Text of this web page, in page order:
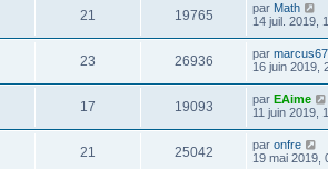
21 19765 par Math
14 juil. 2019,
23 26936 par marcus67
16 juin 2019,
17 19093 par EAime
11 juin 2019,
21 25042 par onfre
19 mai 2019,